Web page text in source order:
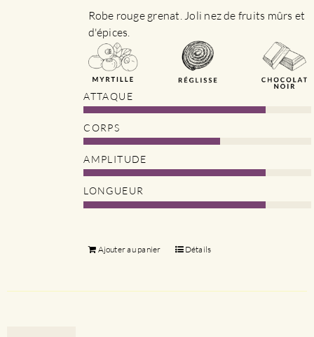
Robe rouge grenat. Joli nez de fruits mûrs et
d'épices.
ATTAQUE
CORPS
AMPLITUDE
LONGUEUR
Ajouter au panier Détails